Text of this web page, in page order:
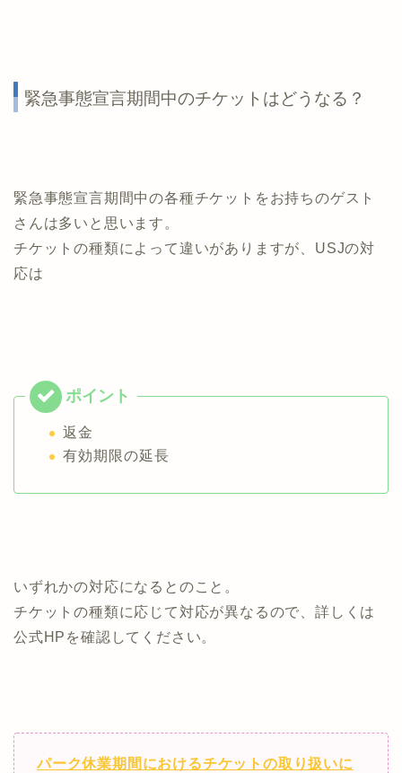
緊急事態宣言期間中のチケットはどうなる？
緊急事態宣言期間中の各種チケットをお持ちのゲスト
さんは多いと思います。
チケットの種類によって違いがありますが、USJの対
応は
返金
有効期限の延長
いずれかの対応になるとのこと。
チケットの種類に応じて対応が異なるので、詳しくは
公式HPを確認してください。
パーク休業期間におけるチケットの取り扱いに